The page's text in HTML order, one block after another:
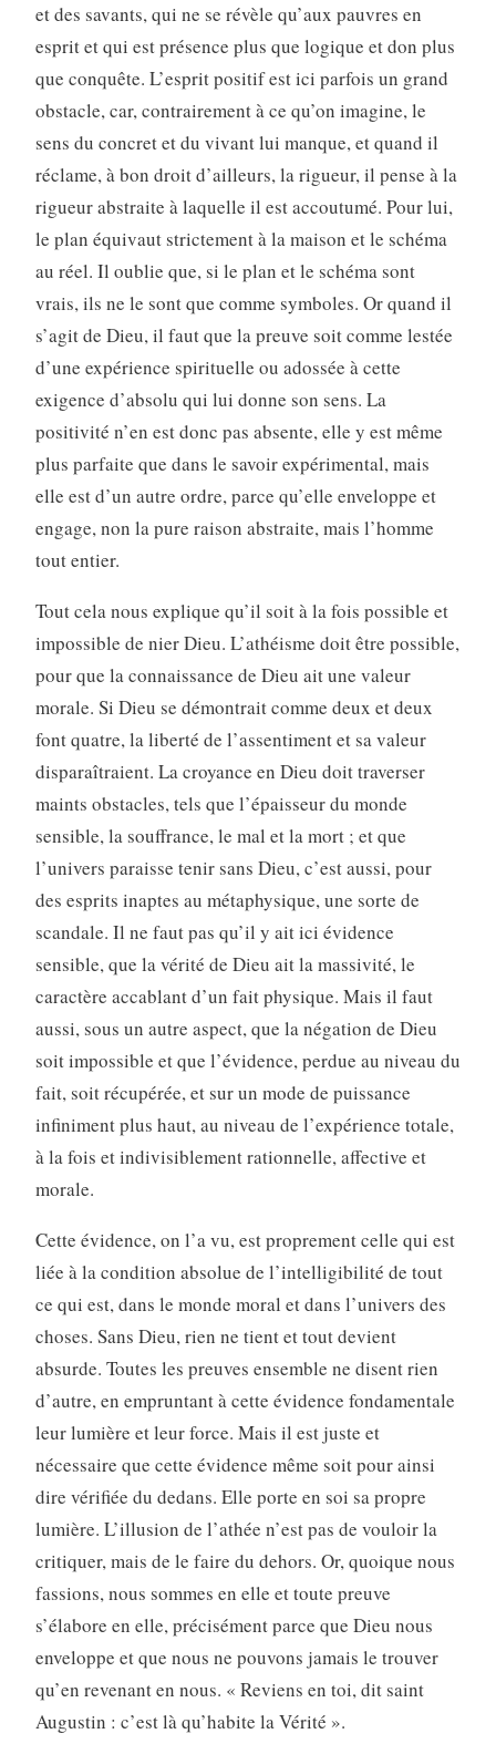
et des savants, qui ne se révèle qu’aux pauvres en
esprit et qui est présence plus que logique et don plus
que conquête. L’esprit positif est ici parfois un grand
obstacle, car, contrairement à ce qu’on imagine, le
sens du concret et du vivant lui manque, et quand il
réclame, à bon droit d’ailleurs, la rigueur, il pense à la
rigueur abstraite à laquelle il est accoutumé. Pour lui,
le plan équivaut strictement à la maison et le schéma
au réel. Il oublie que, si le plan et le schéma sont
vrais, ils ne le sont que comme symboles. Or quand il
s’agit de Dieu, il faut que la preuve soit comme lestée
d’une expérience spirituelle ou adossée à cette
exigence d’absolu qui lui donne son sens. La
positivité n’en est donc pas absente, elle y est même
plus parfaite que dans le savoir expérimental, mais
elle est d’un autre ordre, parce qu’elle enveloppe et
engage, non la pure raison abstraite, mais l’homme
tout entier.
Tout cela nous explique qu’il soit à la fois possible et
impossible de nier Dieu. L’athéisme doit être possible,
pour que la connaissance de Dieu ait une valeur
morale. Si Dieu se démontrait comme deux et deux
font quatre, la liberté de l’assentiment et sa valeur
disparaîtraient. La croyance en Dieu doit traverser
maints obstacles, tels que l’épaisseur du monde
sensible, la souffrance, le mal et la mort ; et que
l’univers paraisse tenir sans Dieu, c’est aussi, pour
des esprits inaptes au métaphysique, une sorte de
scandale. Il ne faut pas qu’il y ait ici évidence
sensible, que la vérité de Dieu ait la massivité, le
caractère accablant d’un fait physique. Mais il faut
aussi, sous un autre aspect, que la négation de Dieu
soit impossible et que l’évidence, perdue au niveau du
fait, soit récupérée, et sur un mode de puissance
infiniment plus haut, au niveau de l’expérience totale,
à la fois et indivisiblement rationnelle, affective et
morale.
Cette évidence, on l’a vu, est proprement celle qui est
liée à la condition absolue de l’intelligibilité de tout
ce qui est, dans le monde moral et dans l’univers des
choses. Sans Dieu, rien ne tient et tout devient
absurde. Toutes les preuves ensemble ne disent rien
d’autre, en empruntant à cette évidence fondamentale
leur lumière et leur force. Mais il est juste et
nécessaire que cette évidence même soit pour ainsi
dire vérifiée du dedans. Elle porte en soi sa propre
lumière. L’illusion de l’athée n’est pas de vouloir la
critiquer, mais de le faire du dehors. Or, quoique nous
fassions, nous sommes en elle et toute preuve
s’élabore en elle, précisément parce que Dieu nous
enveloppe et que nous ne pouvons jamais le trouver
qu’en revenant en nous. « Reviens en toi, dit saint
Augustin : c’est là qu’habite la Vérité ».